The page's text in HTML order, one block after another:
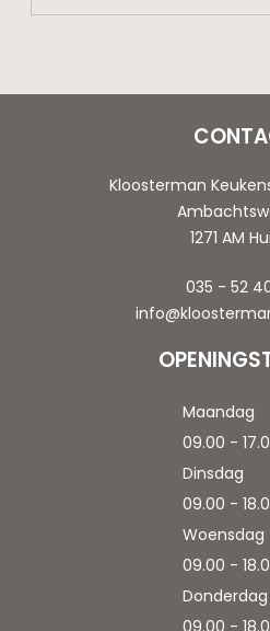
Kloosterman
1271 AM
035 - 52
Maandag
09.00 -
Dinsdag
09.00 -
Woensdag
09.00 -
Donderdag
09.00 -